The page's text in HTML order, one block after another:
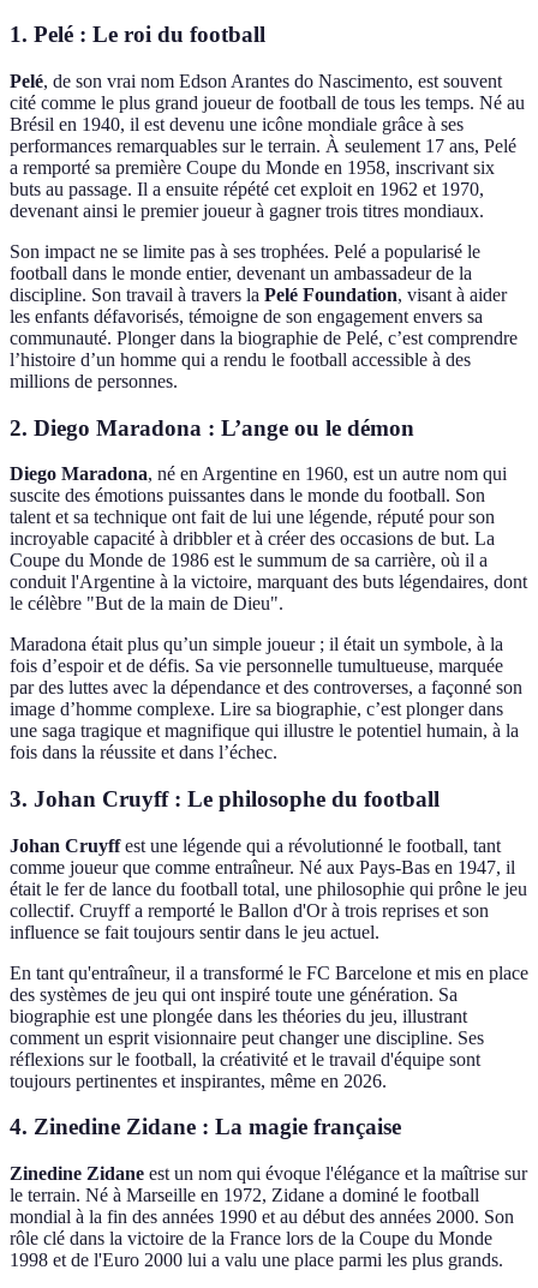
1. Pelé : Le roi du football
Pelé, de son vrai nom Edson Arantes do Nascimento, est souvent
cité comme le plus grand joueur de football de tous les temps. Né au
Brésil en 1940, il est devenu une icône mondiale grâce à ses
performances remarquables sur le terrain. À seulement 17 ans, Pelé
a remporté sa première Coupe du Monde en 1958, inscrivant six
buts au passage. Il a ensuite répété cet exploit en 1962 et 1970,
devenant ainsi le premier joueur à gagner trois titres mondiaux.
Son impact ne se limite pas à ses trophées. Pelé a popularisé le
football dans le monde entier, devenant un ambassadeur de la
discipline. Son travail à travers la Pelé Foundation, visant à aider
les enfants défavorisés, témoigne de son engagement envers sa
communauté. Plonger dans la biographie de Pelé, c’est comprendre
l’histoire d’un homme qui a rendu le football accessible à des
millions de personnes.
2. Diego Maradona : L’ange ou le démon
Diego Maradona, né en Argentine en 1960, est un autre nom qui
suscite des émotions puissantes dans le monde du football. Son
talent et sa technique ont fait de lui une légende, réputé pour son
incroyable capacité à dribbler et à créer des occasions de but. La
Coupe du Monde de 1986 est le summum de sa carrière, où il a
conduit l'Argentine à la victoire, marquant des buts légendaires, dont
le célèbre "But de la main de Dieu".
Maradona était plus qu’un simple joueur ; il était un symbole, à la
fois d’espoir et de défis. Sa vie personnelle tumultueuse, marquée
par des luttes avec la dépendance et des controverses, a façonné son
image d’homme complexe. Lire sa biographie, c’est plonger dans
une saga tragique et magnifique qui illustre le potentiel humain, à la
fois dans la réussite et dans l’échec.
3. Johan Cruyff : Le philosophe du football
Johan Cruyffest une légende qui a révolutionné le football, tant
comme joueur que comme entraîneur. Né aux Pays-Bas en 1947, il
était le fer de lance du football total, une philosophie qui prône le jeu
collectif. Cruyff a remporté le Ballon d'Or à trois reprises et son
influence se fait toujours sentir dans le jeu actuel.
En tant qu'entraîneur, il a transformé le FC Barcelone et mis en place
des systèmes de jeu qui ont inspiré toute une génération. Sa
biographie est une plongée dans les théories du jeu, illustrant
comment un esprit visionnaire peut changer une discipline. Ses
réflexions sur le football, la créativité et le travail d'équipe sont
toujours pertinentes et inspirantes, même en 2026.
4. Zinedine Zidane : La magie française
Zinedine Zidane est un nom qui évoque l'élégance et la maîtrise sur
le terrain. Né à Marseille en 1972, Zidane a dominé le football
mondial à la fin des années 1990 et au début des années 2000. Son
rôle clé dans la victoire de la France lors de la Coupe du Monde
1998 et de l'Euro 2000 lui a valu une place parmi les plus grands.